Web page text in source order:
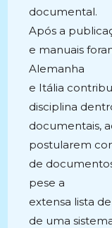
documental.
Após a
e manuais
Alemanha
e Itália
disciplina
documentais,
postularem
de
pese a
extensa lista
de uma